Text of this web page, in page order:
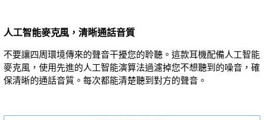
人工智能麥克風，清晰通話音質
不要讓四周環境傳來的聲音干擾您的聆聽。這款耳機配備人工智能
麥克風，使用先進的人工智能演算法過濾掉您不想聽到的噪音，確
保清晰的通話音質。每次都能清楚聽到對方的聲音。